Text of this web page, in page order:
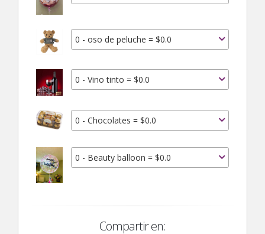
0 - oso de peluche = $0.0
0 - Vino tinto = $0.0
0 - Chocolates = $0.0
0 - Beauty balloon = $0.0
Compartir en: